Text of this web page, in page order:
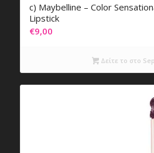
c) Maybelline – Color
Lipstick
€9,00
Δείτε το στο